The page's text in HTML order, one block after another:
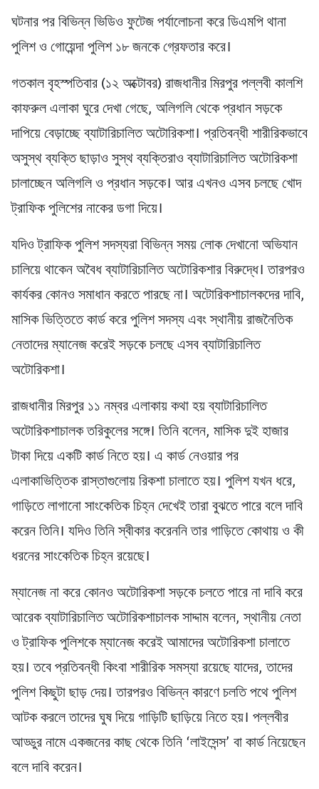
ঘটনার পর বিভিন্ন ভিডিও ফুটেজ পর্যালোচনা করে ডিএমপি থানা
পুলিশ ও গোয়েন্দা পুলিশ ১৮ জনকে গ্রেফতার করে।
গতকাল বৃহস্পতিবার (১২ অক্টোবর) রাজধানীর মিরপুর পল্লবী কালশি
কাফরুল এলাকা ঘুরে দেখা গেছে, অলিগলি থেকে প্রধান সড়কে
দাপিয়ে বেড়াচ্ছে ব্যাটারিচালিত অটোরিকশা। প্রতিবন্ধী শারীরিকভাবে
অসুস্থ ব্যক্তি ছাড়াও সুস্থ ব্যক্তিরাও ব্যাটারিচালিত অটোরিকশা
চালাচ্ছেন অলিগলি ও প্রধান সড়কে। আর এখনও এসব চলছে খোদ
ট্রাফিক পুলিশের নাকের ডগা দিয়ে।
যদিও ট্রাফিক পুলিশ সদস্যরা বিভিন্ন সময় লোক দেখানো অভিযান
চালিয়ে থাকেন অবৈধ ব্যাটারিচালিত অটোরিকশার বিরুদ্ধে। তারপরও
কার্যকর কোনও সমাধান করতে পারছে না। অটোরিকশাচালকদের দাবি,
মাসিক ভিত্তিতে কার্ড করে পুলিশ সদস্য এবং স্থানীয় রাজনৈতিক
নেতাদের ম্যানেজ করেই সড়কে চলছে এসব ব্যাটারিচালিত
অটোরিকশা।
রাজধানীর মিরপুর ১১ নম্বর এলাকায় কথা হয় ব্যাটারিচালিত
অটোরিকশাচালক তরিকুলের সঙ্গে। তিনি বলেন, মাসিক দুই হাজার
টাকা দিয়ে একটি কার্ড নিতে হয়। এ কার্ড নেওয়ার পর
এলাকাভিত্তিক রাস্তাগুলোয় রিকশা চালাতে হয়। পুলিশ যখন ধরে,
গাড়িতে লাগানো সাংকেতিক চিহ্ন দেখেই তারা বুঝতে পারে বলে দাবি
করেন তিনি। যদিও তিনি স্বীকার করেননি তার গাড়িতে কোথায় ও কী
ধরনের সাংকেতিক চিহ্ন রয়েছে।
ম্যানেজ না করে কোনও অটোরিকশা সড়কে চলতে পারে না দাবি করে
আরেক ব্যাটারিচালিত অটোরিকশাচালক সাদ্দাম বলেন, স্থানীয় নেতা
ও ট্রাফিক পুলিশকে ম্যানেজ করেই আমাদের অটোরিকশা চালাতে
হয়। তবে প্রতিবন্ধী কিংবা শারীরিক সমস্যা রয়েছে যাদের, তাদের
পুলিশ কিছুটা ছাড় দেয়। তারপরও বিভিন্ন কারণে চলতি পথে পুলিশ
আটক করলে তাদের ঘুষ দিয়ে গাড়িটি ছাড়িয়ে নিতে হয়। পল্লবীর
আড্ডুর নামে একজনের কাছ থেকে তিনি ‘লাইসেন্স’ বা কার্ড নিয়েছেন
বলে দাবি করেন।